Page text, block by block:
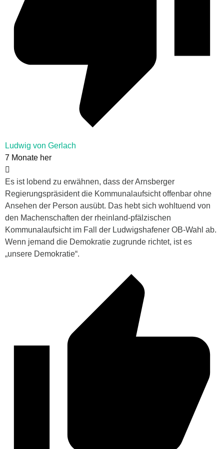
Ludwig von Gerlach
7 Monate her
Es ist lobend zu erwähnen, dass der Arnsberger
Regierungspräsident die Kommunalaufsicht offenbar ohne
Ansehen der Person ausübt. Das hebt sich wohltuend von
den Machenschaften der rheinland-pfälzischen
Kommunalaufsicht im Fall der Ludwigshafener OB-Wahl ab.
Wenn jemand die Demokratie zugrunde richtet, ist es
„unsere Demokratie“.